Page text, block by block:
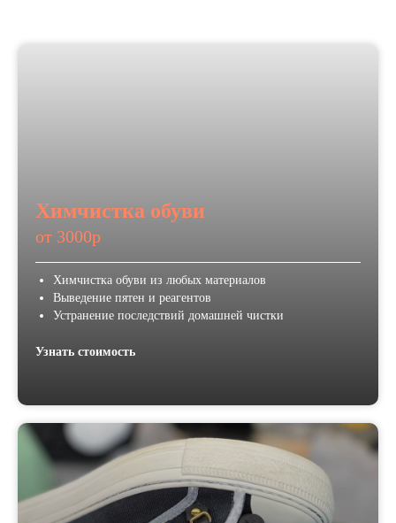
Химчистка обуви
от 3000р
Химчистка обуви из любых материалов
Выведение пятен и реагентов
Устранение последствий домашней чистки
Узнать стоимость